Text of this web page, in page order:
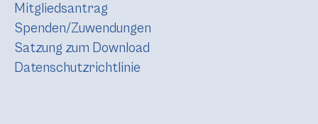
Mitgliedsantrag
Spenden/Zuwendungen
Satzung zum Download
Datenschutzrichtlinie